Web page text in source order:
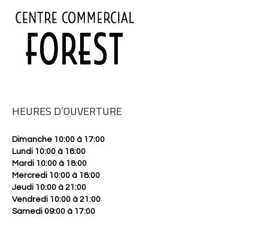
HEURES D’OUVERTURE
Dimanche 10:00 à 17:00
Lundi 10:00 à 18:00
Mardi 10:00 à 18:00
Mercredi 10:00 à 18:00
Jeudi 10:00 à 21:00
Vendredi 10:00 à 21:00
Samedi 09:00 à 17:00